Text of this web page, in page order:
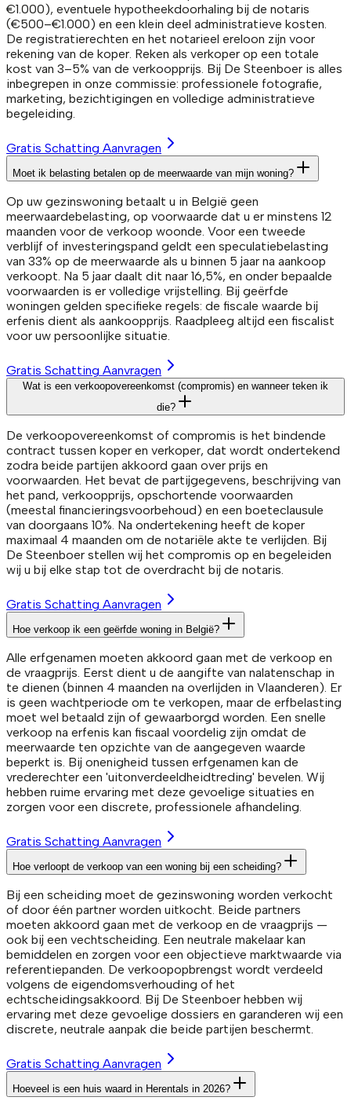
€1.000), eventuele hypotheekdoorhaling bij de notaris
(€500–€1.000) en een klein deel administratieve kosten.
De registratierechten en het notarieel ereloon zijn voor
rekening van de koper. Reken als verkoper op een totale
kost van 3–5% van de verkoopprijs. Bij De Steenboer is alles
inbegrepen in onze commissie: professionele fotografie,
marketing, bezichtigingen en volledige administratieve
begeleiding.
Gratis Schatting Aanvragen
Moet ik belasting betalen op de meerwaarde van mijn woning?
Op uw gezinswoning betaalt u in België geen
meerwaardebelasting, op voorwaarde dat u er minstens 12
maanden voor de verkoop woonde. Voor een tweede
verblijf of investeringspand geldt een speculatiebelasting
van 33% op de meerwaarde als u binnen 5 jaar na aankoop
verkoopt. Na 5 jaar daalt dit naar 16,5%, en onder bepaalde
voorwaarden is er volledige vrijstelling. Bij geërfde
woningen gelden specifieke regels: de fiscale waarde bij
erfenis dient als aankoopprijs. Raadpleeg altijd een fiscalist
voor uw persoonlijke situatie.
Gratis Schatting Aanvragen
Wat is een verkoopovereenkomst (compromis) en wanneer teken ik
die?
De verkoopovereenkomst of compromis is het bindende
contract tussen koper en verkoper, dat wordt ondertekend
zodra beide partijen akkoord gaan over prijs en
voorwaarden. Het bevat de partijgegevens, beschrijving van
het pand, verkoopprijs, opschortende voorwaarden
(meestal financieringsvoorbehoud) en een boeteclausule
van doorgaans 10%. Na ondertekening heeft de koper
maximaal 4 maanden om de notariële akte te verlijden. Bij
De Steenboer stellen wij het compromis op en begeleiden
wij u bij elke stap tot de overdracht bij de notaris.
Gratis Schatting Aanvragen
Hoe verkoop ik een geërfde woning in België?
Alle erfgenamen moeten akkoord gaan met de verkoop en
de vraagprijs. Eerst dient u de aangifte van nalatenschap in
te dienen (binnen 4 maanden na overlijden in Vlaanderen). Er
is geen wachtperiode om te verkopen, maar de erfbelasting
moet wel betaald zijn of gewaarborgd worden. Een snelle
verkoop na erfenis kan fiscaal voordelig zijn omdat de
meerwaarde ten opzichte van de aangegeven waarde
beperkt is. Bij onenigheid tussen erfgenamen kan de
vrederechter een 'uitonverdeeldheidtreding' bevelen. Wij
hebben ruime ervaring met deze gevoelige situaties en
zorgen voor een discrete, professionele afhandeling.
Gratis Schatting Aanvragen
Hoe verloopt de verkoop van een woning bij een scheiding?
Bij een scheiding moet de gezinswoning worden verkocht
of door één partner worden uitkocht. Beide partners
moeten akkoord gaan met de verkoop en de vraagprijs —
ook bij een vechtscheiding. Een neutrale makelaar kan
bemiddelen en zorgen voor een objectieve marktwaarde via
referentiepanden. De verkoopopbrengst wordt verdeeld
volgens de eigendomsverhouding of het
echtscheidingsakkoord. Bij De Steenboer hebben wij
ervaring met deze gevoelige dossiers en garanderen wij een
discrete, neutrale aanpak die beide partijen beschermt.
Gratis Schatting Aanvragen
Hoeveel is een huis waard in Herentals in 2026?